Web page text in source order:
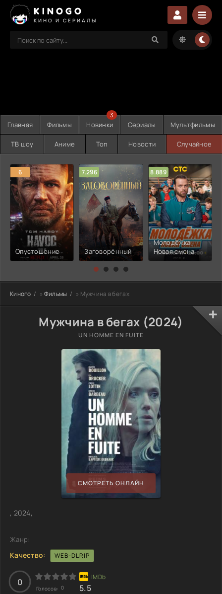
KINOGO
КИНО И СЕРИАЛЫ
Главная Фильмы Новинки
3
Сериалы Мультфильмы
ТВ шоу Аниме Топ Новости Случайное
6
Опустошение
7.296
Заговорённый
8.889
Молодёжка:
Новая смена
Киного » Фильмы » Мужчина в бегах
Мужчина в бегах (2024)
UN HOMME EN FUITE
СМОТРЕТЬ ОНЛАЙН
, 2024,
Жанр:
Качество: WEB-DLRIP
0
Голосов: 0 5.5